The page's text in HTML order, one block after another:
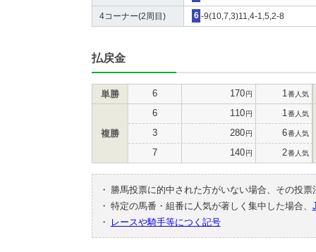
4コーナー(2周目) 6 -9(10,7,3)11,4-1,5,2-8
払戻金
単勝 6 170円 1 番人気
複勝
6 110円 1 番人気
3 280円 6番人気
7 140円 2番人気
・
勝馬投票に的中された方がいない場合、その投
・ 特定の馬番・組番に人気が著しく集中した場合、
・
レースや騎手等につく記号